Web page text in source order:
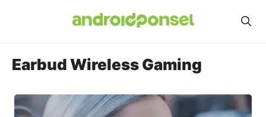
Earbud Wireless Gaming